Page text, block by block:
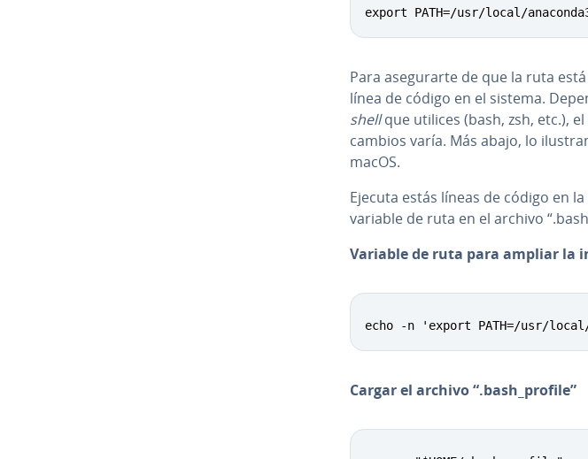
export PATH=/usr/local/
Para ase­gu­rar­te de que la ruta
línea de código en el sistema.
shellque utilices (bash, zsh, etc.),
cambios varía. Más abajo, lo
macOS.
Ejecuta estás líneas de código en
variable de ruta en el archivo
Variable de ruta para ampliar la
echo -n 'export PATH=/usr/local/
Cargar el archivo “.bash_profile”